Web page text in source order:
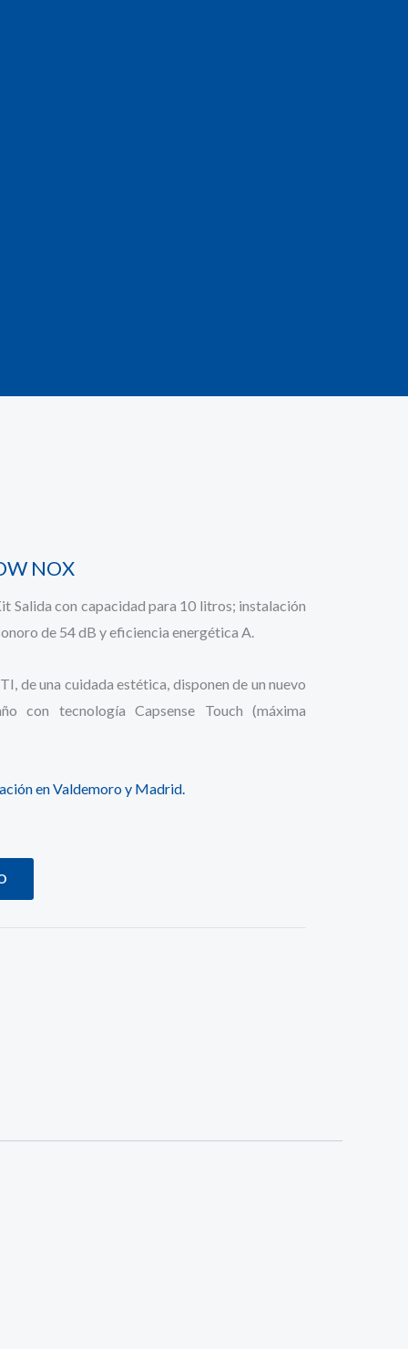
NOX
Salida con capacidad para 10 litros; instalación
de 54 dB y eficiencia energética A.
de una cuidada estética, disponen de un nuevo
con tecnología Capsense Touch (máxima
en Valdemoro y Madrid.